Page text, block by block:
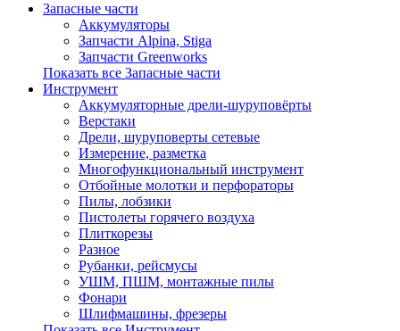
Запасные части
Аккумуляторы
Запчасти Alpina, Stiga
Запчасти Greenworks
Показать все Запасные части
Инструмент
Аккумуляторные дрели-шуруповёрты
Верстаки
Дрели, шуруповерты сетевые
Измерение, разметка
Многофункциональный инструмент
Отбойные молотки и перфораторы
Пилы, лобзики
Пистолеты горячего воздуха
Плиткорезы
Разное
Рубанки, рейсмусы
УШМ, ПШМ, монтажные пилы
Фонари
Шлифмашины, фрезеры